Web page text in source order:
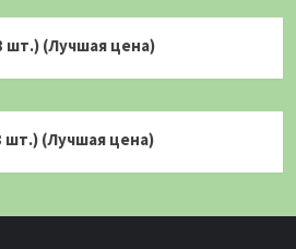
шт.) (Лучшая цена)
шт.) (Лучшая цена)